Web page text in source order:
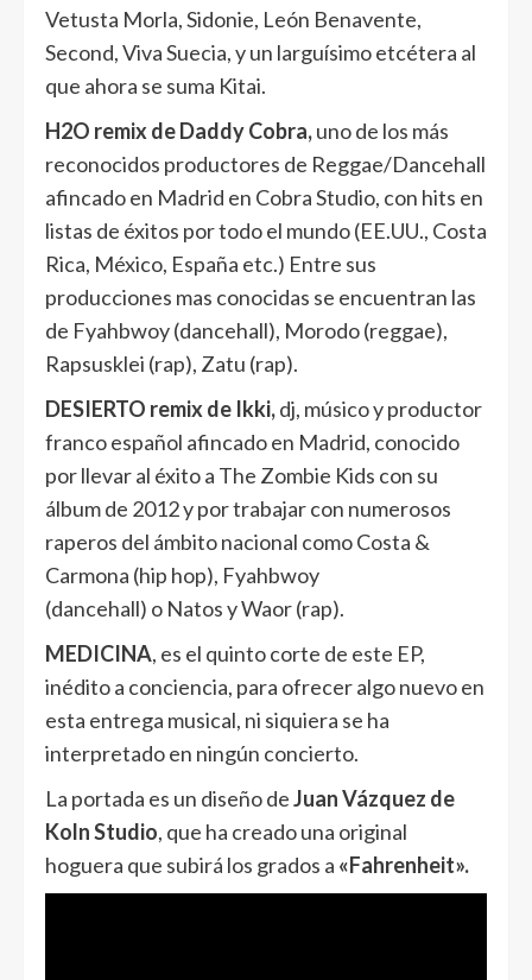
Vetusta Morla, Sidonie, León Benavente,
Second, Viva Suecia, y un larguísimo etcétera al
que ahora se suma Kitai.
H2O remix de Daddy Cobra,uno de los más
reconocidos productores de Reggae/Dancehall
afincado en Madrid en Cobra Studio, con hits en
listas de éxitos por todo el mundo (EE.UU., Costa
Rica, México, España etc.) Entre sus
producciones mas conocidas se encuentran las
de Fyahbwoy (dancehall), Morodo (reggae),
Rapsusklei (rap), Zatu (rap).
DESIERTO remix de Ikki,dj, músico y productor
franco español afincado en Madrid, conocido
por llevar al éxito a The Zombie Kids con su
álbum de 2012 y por trabajar con numerosos
raperos del ámbito nacional como Costa &
Carmona (hip hop), Fyahbwoy
(dancehall) o Natos y Waor (rap).
MEDICINA, es el quinto corte de este EP,
inédito a conciencia, para ofrecer algo nuevo en
esta entrega musical, ni siquiera se ha
interpretado en ningún concierto.
La portada es un diseño deJuan Vázquez de
Koln Studio, que ha creado una original
hoguera que subirá los grados a «Fahrenheit».